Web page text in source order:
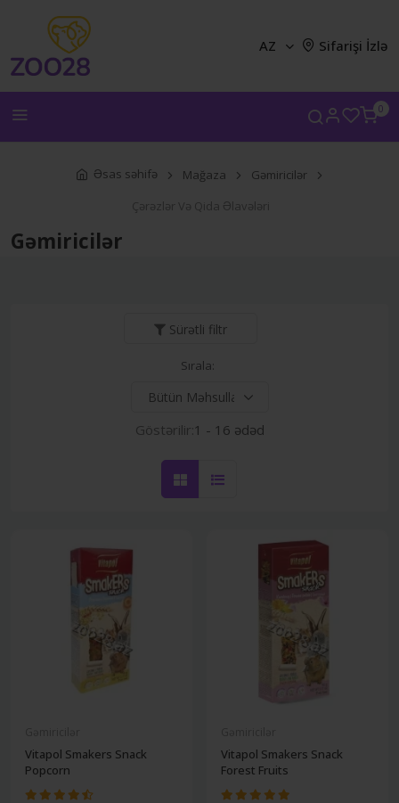
0
AZ Sifarişi İzlə
Əsas səhifə Mağaza
Gəmiricilər
Çərəzlər Və Qida Əlavələri
Gəmiricilər
Sürətli filtr
Sırala:
Göstərilir:1 - 16 ədəd
Vitapol Smakers Snack
Popcorn
Vitapol Smakers Snack
Forest Fruits